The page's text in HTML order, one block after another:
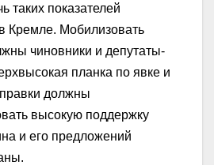
таких показателей
Кремле. Мобилизовать
чиновники и депутаты-
планка по явке и
должны
высокую поддержку
и его предложений